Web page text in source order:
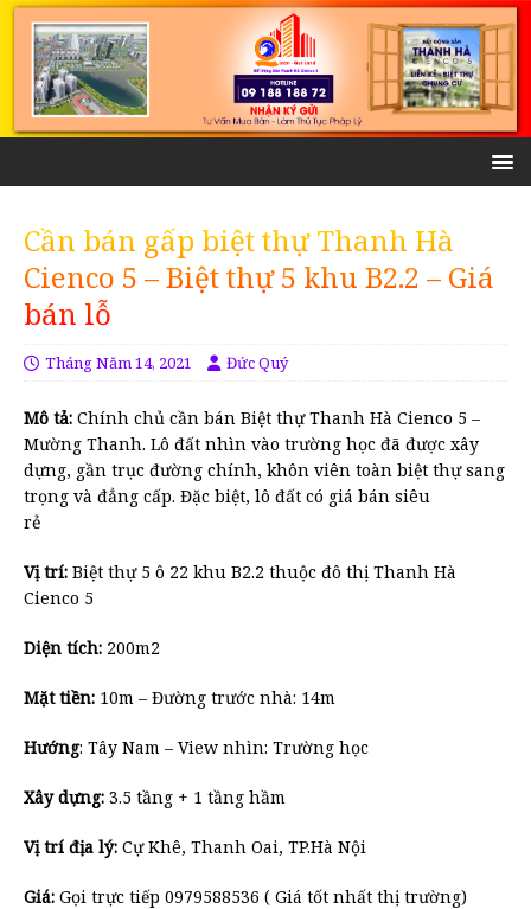
Cần bán gấp biệt thự Thanh Hà
Cienco 5 – Biệt thự 5 khu B2.2 – Giá
bán lỗ
Tháng Năm 14, 2021 Đức Quý
Mô tả: Chính chủ cần bán Biệt thự Thanh Hà Cienco 5 –
Mường Thanh. Lô đất nhìn vào trường học đã được xây
dựng, gần trục đường chính, khôn viên toàn biệt thự sang
trọng và đẳng cấp. Đặc biệt, lô đất có giá bán siêu
rẻ
Vị trí: Biệt thự 5 ô 22 khu B2.2 thuộc đô thị Thanh Hà
Cienco 5
Diện tích: 200m2
Mặt tiền: 10m – Đường trước nhà: 14m
Hướng: Tây Nam – View nhìn: Trường học
Xây dựng: 3.5 tầng + 1 tầng hầm
Vị trí địa lý: Cự Khê, Thanh Oai, TP.Hà Nội
Giá: Gọi trực tiếp 0979588536 ( Giá tốt nhất thị trường)